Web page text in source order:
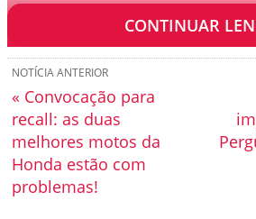
embreagem.
CONTINUAR
NOTÍCIA ANTERIOR
« Convocação para
recall: as duas
melhores motos da
Honda estão com
problemas!